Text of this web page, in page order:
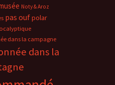
Noty & Aroz
pas oufpolar
dans la campagne
dans la